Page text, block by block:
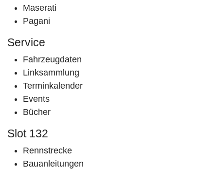
Maserati
Pagani
Service
Fahrzeugdaten
Linksammlung
Terminkalender
Events
Bücher
Slot 132
Rennstrecke
Bauanleitungen